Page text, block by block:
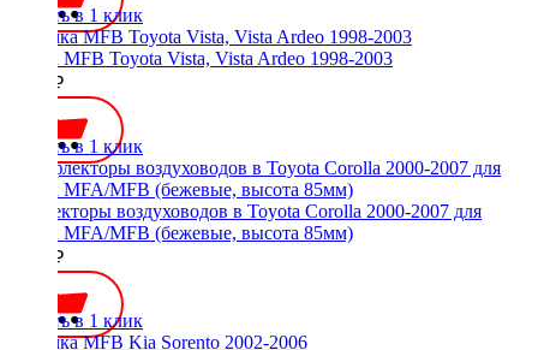
Купить в 1 клик
Рамка MFB Toyota Vista, Vista Ardeo 1998-2003
2200 ₽
Купить в 1 клик
Дефлекторы воздуховодов в Toyota Corolla 2000-2007 для
рамок MFA/MFB (бежевые, высота 85мм)
2000 ₽
Купить в 1 клик